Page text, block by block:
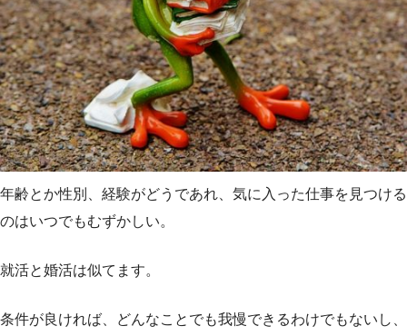
年齢とか性別、経験がどうであれ、気に入った仕事を見つける
のはいつでもむずかしい。
就活と婚活は似てます。
条件が良ければ、どんなことでも我慢できるわけでもないし、